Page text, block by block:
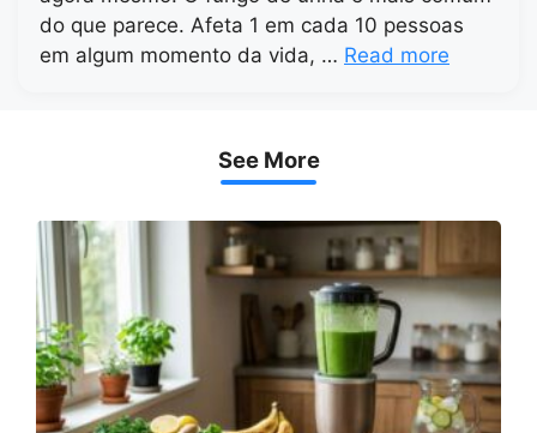
do que parece. Afeta 1 em cada 10 pessoas
em algum momento da vida, … Read more
See More